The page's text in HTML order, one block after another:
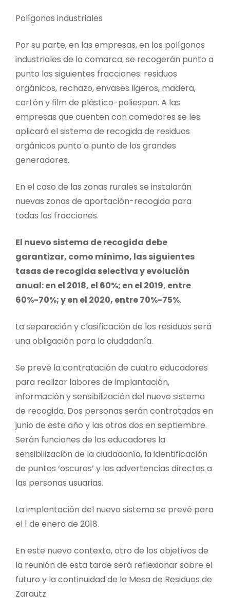
Polígonos industriales
Por su parte, en las empresas, en los polígonos
industriales de la comarca, se recogerán punto a
punto las siguientes fracciones: residuos
orgánicos, rechazo, envases ligeros, madera,
cartón y film de plástico-poliespan. A las
empresas que cuenten con comedores se les
aplicará el sistema de recogida de residuos
orgánicos punto a punto de los grandes
generadores.
En el caso de las zonas rurales se instalarán
nuevas zonas de aportación-recogida para
todas las fracciones.
El nuevo sistema de recogida debe
garantizar, como mínimo, las siguientes
tasas de recogida selectiva y evolución
anual: en el 2018, el 60%; en el 2019, entre
60%-70%; y en el 2020, entre 70%-75%.
La separación y clasificación de los residuos será
una obligación para la ciudadanía.
Se prevé la contratación de cuatro educadores
para realizar labores de implantación,
información y sensibilización del nuevo sistema
de recogida. Dos personas serán contratadas en
junio de este año y las otras dos en septiembre.
Serán funciones de los educadores la
sensibilización de la ciudadanía, la identificación
de puntos ‘oscuros’ y las advertencias directas a
las personas usuarias.
La implantación del nuevo sistema se prevé para
el 1 de enero de 2018.
En este nuevo contexto, otro de los objetivos de
la reunión de esta tarde será reflexionar sobre el
futuro y la continuidad de la Mesa de Residuos de
Zarautz